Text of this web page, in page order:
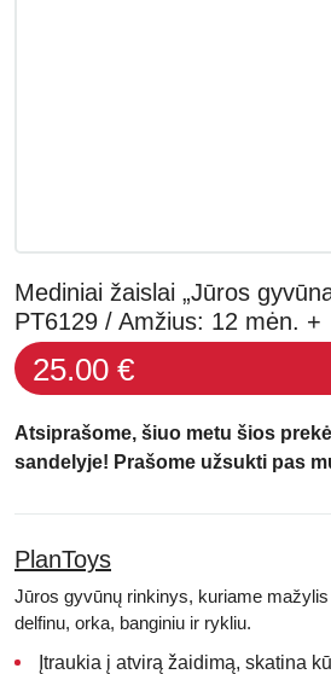
Mediniai žaislai „Jūros
PT6129 / Amžius: 12 mėn. +
25.00 €
Atsiprašome, šiuo metu šios
sandelyje! Prašome užsukti pas
PlanToys
Jūros gyvūnų rinkinys, kuriame
delfinu, orka, banginiu ir rykliu.
Įtraukia į atvirą žaidimą, skatina